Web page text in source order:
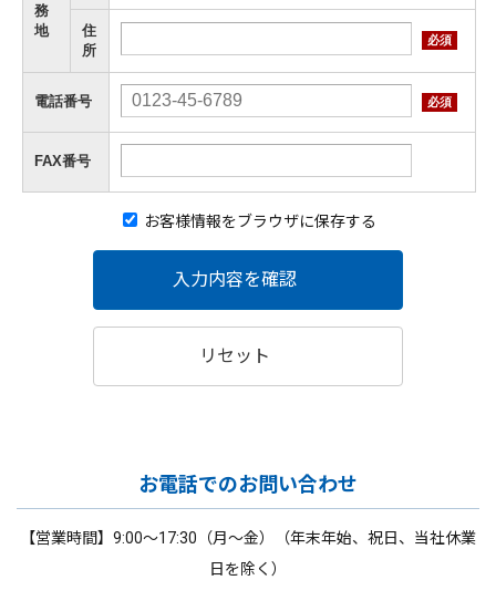
務
地
住
所
必須
電話番号 必須
FAX番号
お客様情報をブラウザに保存する
入力内容を確認
リセット
お電話でのお問い合わせ
【営業時間】9:00～17:30（月～金）（年末年始、祝日、当社休業
日を除く）